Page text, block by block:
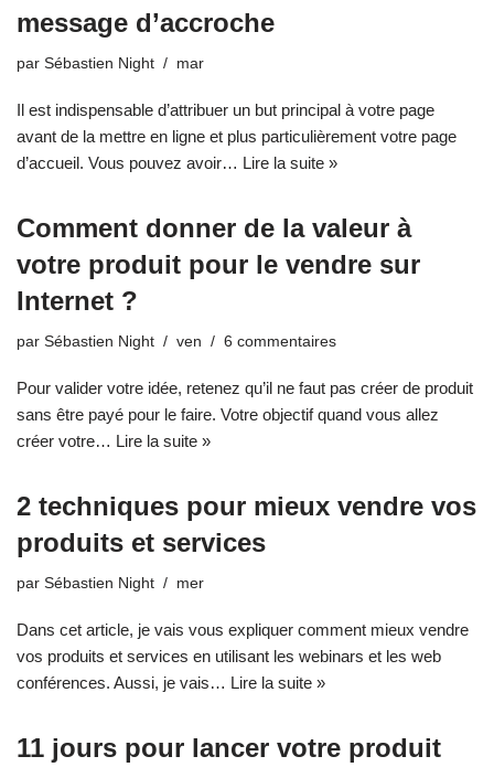
message d’accroche
par Sébastien Night mar
Il est indispensable d’attribuer un but principal à votre page
avant de la mettre en ligne et plus particulièrement votre page
d’accueil. Vous pouvez avoir… Lire la suite »
Comment donner de la valeur à
votre produit pour le vendre sur
Internet ?
par Sébastien Night ven 6 commentaires
Pour valider votre idée, retenez qu’il ne faut pas créer de produit
sans être payé pour le faire. Votre objectif quand vous allez
créer votre… Lire la suite »
2 techniques pour mieux vendre vos
produits et services
par Sébastien Night mer
Dans cet article, je vais vous expliquer comment mieux vendre
vos produits et services en utilisant les webinars et les web
conférences. Aussi, je vais… Lire la suite »
11 jours pour lancer votre produit